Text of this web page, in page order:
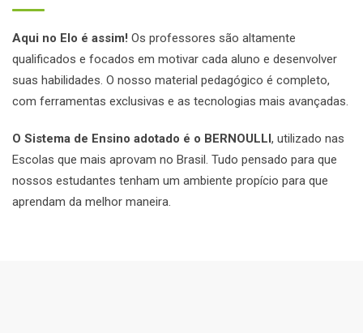
Aqui no Elo é assim! Os professores são altamente
qualificados e focados em motivar cada aluno e desenvolver
suas habilidades. O nosso material pedagógico é completo,
com ferramentas exclusivas e as tecnologias mais avançadas.
O Sistema de Ensino adotado é o BERNOULLI, utilizado nas
Escolas que mais aprovam no Brasil. Tudo pensado para que
nossos estudantes tenham um ambiente propício para que
aprendam da melhor maneira.